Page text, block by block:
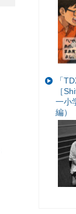
「
［
一小
編）